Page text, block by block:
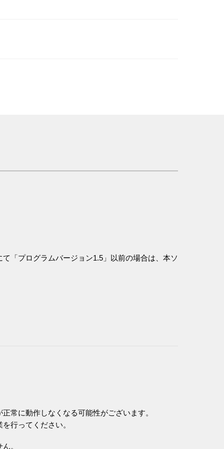
「プログラムバージョン1.5」以前の場合は、本ソ
常に動作しなくなる可能性がございます。
行ってください。
。